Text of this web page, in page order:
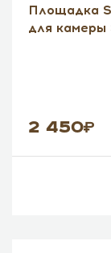
Площадка
для
2 450